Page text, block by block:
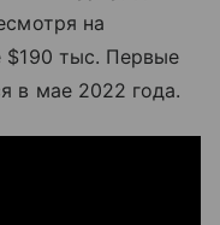
на
$190 тыс. Первые
в мае 2022 года.